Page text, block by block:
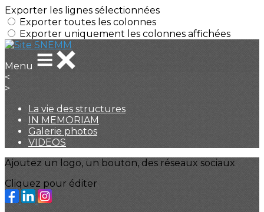
Exporter les lignes sélectionnées
Exporter toutes les colonnes
Exporter uniquement les colonnes affichées
Menu
<
>
La vie des structures
IN MEMORIAM
Galerie photos
VIDEOS
Ajoutez un logo, un bouton, des réseaux sociaux
Cliquez pour éditer